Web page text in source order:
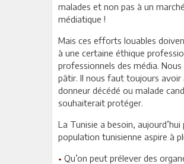
malades et non pas à un
médiatique !
Mais ces efforts louables
à une certaine éthique
professionnels des média.
pâtir. Il nous faut toujours avoir
donneur décédé ou malade
souhaiterait protéger.
La Tunisie a besoin,
population tunisienne aspire à
• Qu’on peut prélever des